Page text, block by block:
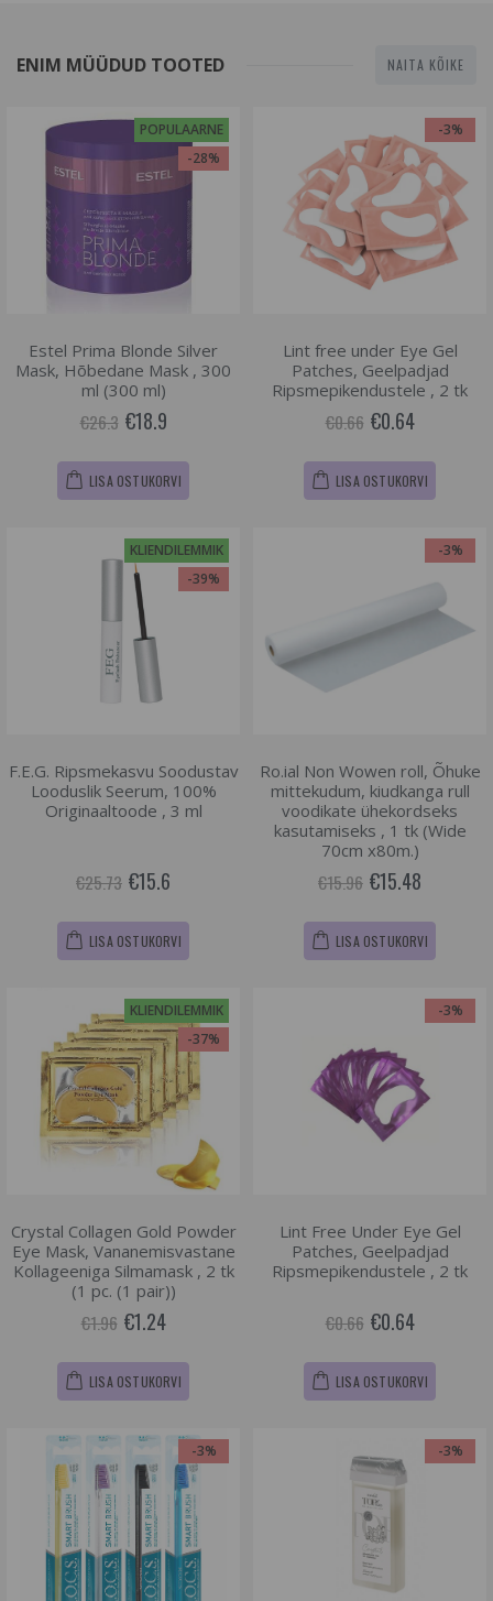
ENIM MÜÜDUD TOOTED NAITA KÕIKE
POPULAARNE
-28%
Estel Prima Blonde Silver
Mask, Hõbedane Mask , 300
ml (300 ml)
€26.3 €18.9
LISA OSTUKORVI
-3%
Lint free under Eye Gel
Patches, Geelpadjad
Ripsmepikendustele , 2 tk
€0.66 €0.64
LISA OSTUKORVI
KLIENDILEMMIK
-39%
F.E.G. Ripsmekasvu Soodustav
Looduslik Seerum, 100%
Originaaltoode , 3 ml
€25.73 €15.6
LISA OSTUKORVI
-3%
Ro.ial Non Wowen roll, Õhuke
mittekudum, kiudkanga rull
voodikate ühekordseks
kasutamiseks , 1 tk (Wide
70cm x80m.)
€15.96 €15.48
LISA OSTUKORVI
KLIENDILEMMIK
-37%
Crystal Collagen Gold Powder
Eye Mask, Vananemisvastane
Kollageeniga Silmamask , 2 tk
(1 pc. (1 pair))
€1.96 €1.24
LISA OSTUKORVI
-3%
Lint Free Under Eye Gel
Patches, Geelpadjad
Ripsmepikendustele , 2 tk
€0.66 €0.64
LISA OSTUKORVI
-3% -3%